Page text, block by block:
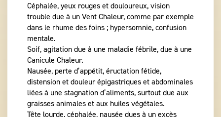
Céphalée, yeux rouges et douloureux, vision
trouble due à un Vent Chaleur, comme par exemple
dans le rhume des foins ; hypersomnie, confusion
mentale.
Soif, agitation due à une maladie fébrile, due à une
Canicule Chaleur.
Nausée, perte d’appétit, éructation fétide,
distension et douleur épigastriques et abdominales
liées à une stagnation d’aliments, surtout due aux
graisses animales et aux huiles végétales.
Tête lourde, céphalée, nausée dues à un excès